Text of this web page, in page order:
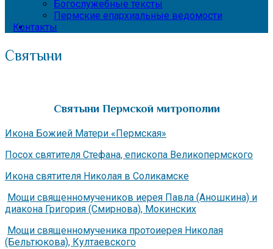
Богослужебные тексты
Пермские епархиальные ведомости
Контакты
Святыни
Святыни Пермской митрополии
Икона Божией Матери «Пермская»
Посох святителя Стефана, епископа Великопермского
Икона святителя Николая в Соликамске
Мощи священномучеников иерея Павла (Аношкина) и
диакона Григория (Смирнова), Мокинских
Мощи священномученика протоиерея Николая
(Бельтюкова), Култаевского